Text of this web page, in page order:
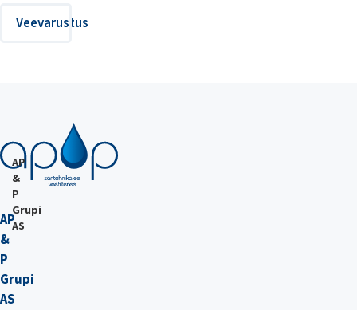
Veevarustus
AP
&
P
Grupi
AS
AP
&
P
Grupi
AS